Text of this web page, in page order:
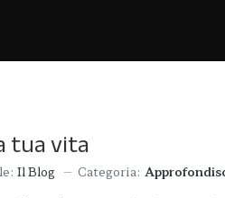
tua vita
Il Blog Categoria: